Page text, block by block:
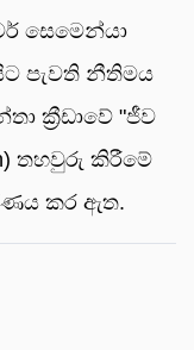
සෙමෙන්යා
පැවති නීතිමය
ක්‍රීඩාවේ "ජීව
තහවුරු කිරීමේ
කර ඇත.